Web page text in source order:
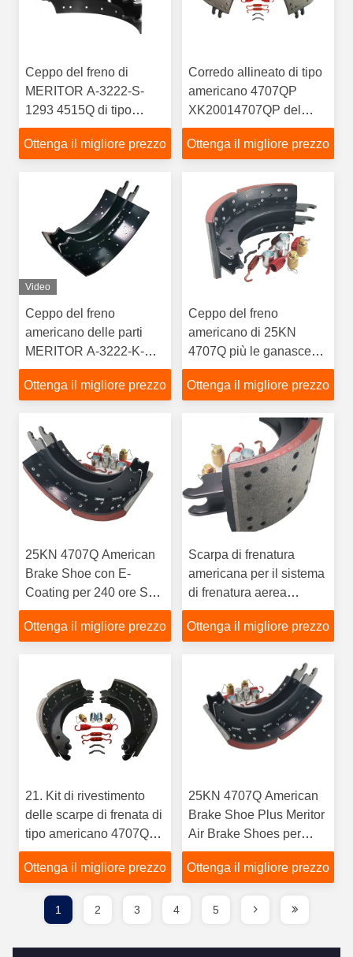
Ceppo del freno di
MERITOR A-3222-S-
1293 4515Q di tipo
americano
Ottenga il migliore prezzo
Corredo allineato di tipo
americano 4707QP
XK20014707QP del
ceppo del freno
Ottenga il migliore prezzo
Video
Ceppo del freno
americano delle parti
MERITOR A-3222-K-
2169 del rimorchio 4711
QP
Ottenga il migliore prezzo
Ceppo del freno
americano di 25KN
4707Q più le ganasce
del freno dell'aria di
Meritor
Ottenga il migliore prezzo
25KN 4707Q American
Brake Shoe con E-
Coating per 240 ore Salt
Spray Test
Ottenga il migliore prezzo
Scarpa di frenatura
americana per il sistema
di frenatura aerea
Meritor con intensità di
saldatura di 29KN
Ottenga il migliore prezzo
21. Kit di rivestimento
delle scarpe di frenata di
tipo americano 4707QP
16,5 39 39 x 7 39 39 419
x 177,8 mm
Ottenga il migliore prezzo
25KN 4707Q American
Brake Shoe Plus Meritor
Air Brake Shoes per
rimorchi fornitura OEM
Ottenga il migliore prezzo
1 2 3 4 5